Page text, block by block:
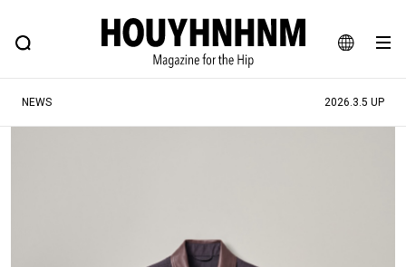
JA
EN
FEATURE BLOG SNAP
ヒップなファッション、カルチャー、ライフスタイルWEBマガジン
#マイナーグッド図鑑
NEWS 2026.3.5 UP